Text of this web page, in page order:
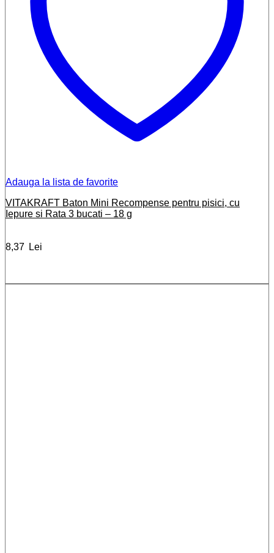
Adauga la lista de favorite
VITAKRAFT Baton Mini Recompense pentru pisici, cu
Iepure si Rata 3 bucati – 18 g
8,37 Lei